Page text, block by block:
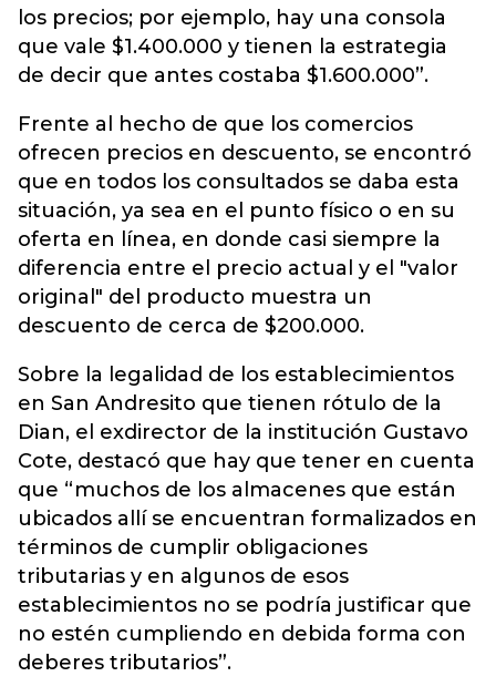
los precios; por ejemplo, hay una consola
que vale $1.400.000 y tienen la estrategia
de decir que antes costaba $1.600.000”.
Frente al hecho de que los comercios
ofrecen precios en descuento, se encontró
que en todos los consultados se daba esta
situación, ya sea en el punto físico o en su
oferta en línea, en donde casi siempre la
diferencia entre el precio actual y el "valor
original" del producto muestra un
descuento de cerca de $200.000.
Sobre la legalidad de los establecimientos
en San Andresito que tienen rótulo de la
Dian, el exdirector de la institución Gustavo
Cote, destacó que hay que tener en cuenta
que “muchos de los almacenes que están
ubicados allí se encuentran formalizados en
términos de cumplir obligaciones
tributarias y en algunos de esos
establecimientos no se podría justificar que
no estén cumpliendo en debida forma con
deberes tributarios”.